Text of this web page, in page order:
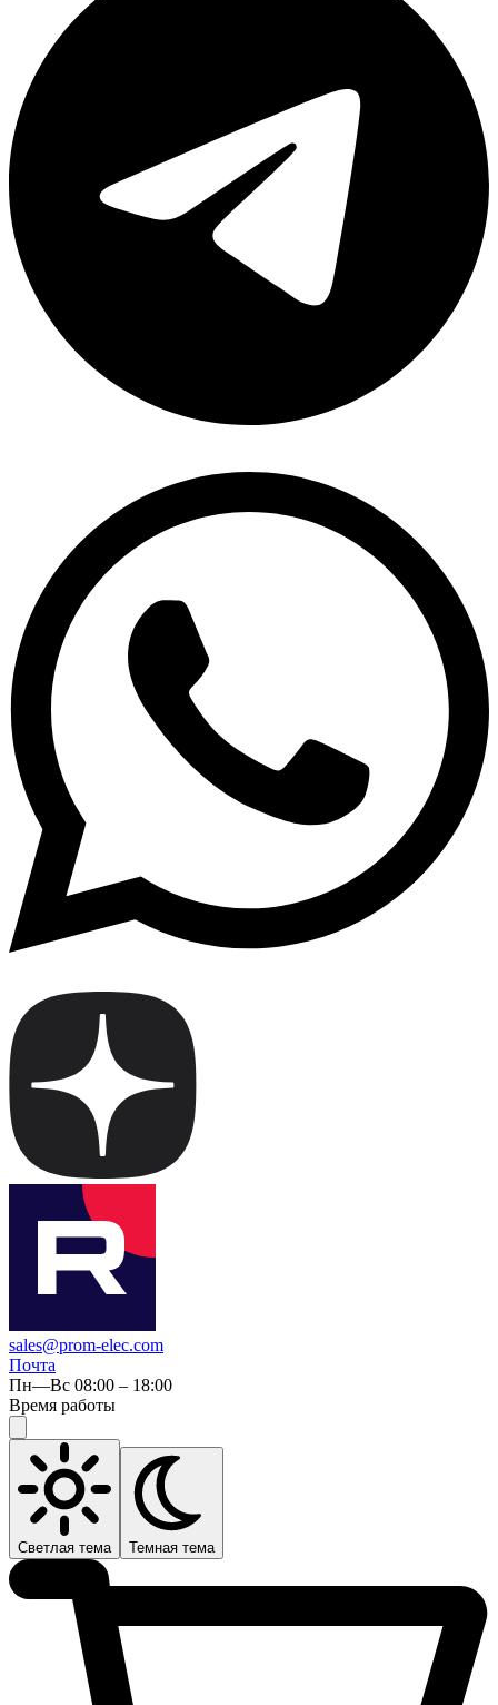
sales@prom-elec.com
Почта
Пн—Вс 08:00 – 18:00
Время работы
Светлая тема Темная тема